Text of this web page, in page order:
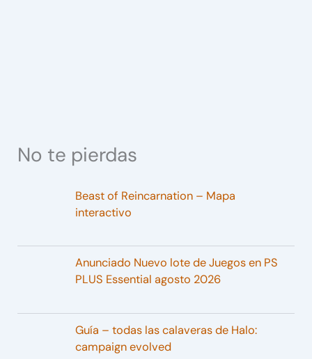
No te pierdas
Beast of Reincarnation – Mapa
interactivo
Anunciado Nuevo lote de Juegos en PS
PLUS Essential agosto 2026
Guía – todas las calaveras de Halo:
campaign evolved